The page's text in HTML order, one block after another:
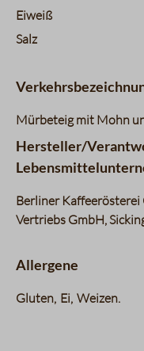
Eiweiß
Salz
Mürbeteig mit Mohn
Hersteller/
Berliner
Vertriebs GmbH,
Allergene
Gluten Ei Weizen